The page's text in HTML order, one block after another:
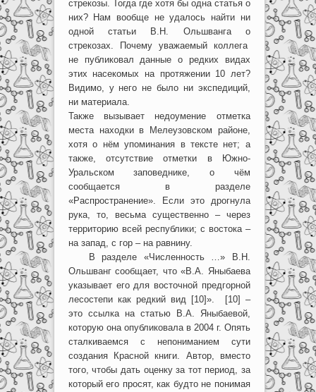
стрекозы. Тогда где хотя бы одна статья о
них? Нам вообще не удалось найти ни
одной статьи В.Н. Ольшванга о
стрекозах. Почему уважаемый коллега
не публиковал данные о редких видах
этих насекомых на протяжении 10 лет?
Видимо, у него не было ни экспедиций,
ни материала.
Также вызывает недоумение отметка
места находки в Мелеузовском районе,
хотя о нём упоминания в тексте нет; а
также, отсутствие отметки в Южно-
Уральском заповеднике, о чём
сообщается в разделе
«Распространение». Если это дрогнула
рука, то, весьма существенно – через
территорию всей республики; с востока –
на запад, с гор – на равнину.
В разделе «Численность …» В.Н.
Ольшванг сообщает, что «В.А. Яныбаева
указывает его для восточной предгорной
лесостепи как редкий вид [10]». [10] –
это ссылка на статью В.А. Яныбаевой,
которую она опубликовала в 2004 г. Опять
сталкиваемся с непониманием сути
создания Красной книги. Автор, вместо
того, чтобы дать оценку за тот период, за
который его просят, как будто не понимая